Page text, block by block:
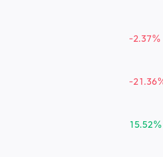
-2.37%
-21.36
15.52%